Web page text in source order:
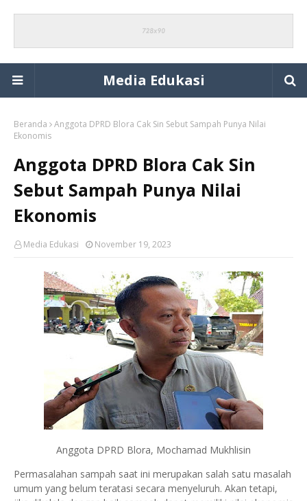
Media Edukasi
Beranda
Anggota DPRD Blora Cak Sin Sebut Sampah Punya Nilai
Ekonomis
Anggota DPRD Blora Cak Sin
Sebut Sampah Punya Nilai
Ekonomis
Media Edukasi November 19, 2023
Anggota DPRD Blora, Mochamad Mukhlisin
Permasalahan sampah saat ini merupakan salah satu masalah
umum yang belum teratasi secara menyeluruh. Akan tetapi,